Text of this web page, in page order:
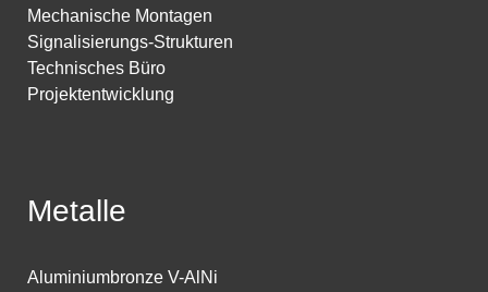
Mechanische Montagen
Signalisierungs-Strukturen
Technisches Büro
Projektentwicklung
Metalle
Aluminiumbronze V-AlNi